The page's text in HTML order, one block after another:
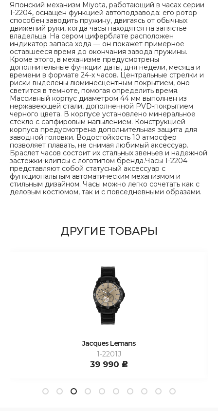
Японский механизм Miyota, работающий в часах серии
1-2204, оснащен функцией автоподзавода: его ротор
способен заводить пружину, двигаясь от обычных
движений руки, когда часы находятся на запястье
владельца. На сером циферблате расположен
индикатор запаса хода — он покажет примерное
оставшееся время до окончания завода пружины.
Кроме этого, в механизме предусмотрены
дополнительные функции даты, дня недели, месяца и
времени в формате 24-х часов. Центральные стрелки и
риски выделены люминесцентным покрытием, оно
светится в темноте, помогая определить время.
Массивный корпус диаметром 44 мм выполнен из
нержавеющей стали, дополненной PVD-покрытием
черного цвета. В корпусе установлено минеральное
стекло с сапфировым напылением. Конструкцией
корпуса предусмотрена дополнительная защита для
заводной головки. Водостойкость 10 атмосфер
позволяет плавать, не снимая любимый аксессуар.
Браслет часов состоит их стальных звеньев и надежной
застежки-клипсы с логотипом бренда.Часы 1-2204
представляют собой статусный аксессуар с
функциональным автоматическим механизмом и
стильным дизайном. Часы можно легко сочетать как с
деловым костюмом, так и с повседневными образами.
ДРУГИЕ ТОВАРЫ
Jacques Lemans
1-2201J
39 990 c